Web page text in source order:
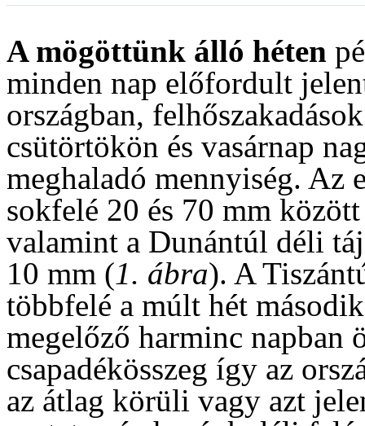
A mögöttünk álló héten
minden nap előfordult
országban,
csütörtökön és vasárnap
meghaladó mennyiség. Az
sokfelé 20 és 70 mm
valamint a Dunántúl déli
10 mm (1. ábra). A
többfelé a múlt hét
megelőző harminc napban
csapadékösszeg így az
az átlag körüli vagy azt